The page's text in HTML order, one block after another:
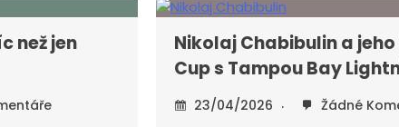
než jen
Nikolaj Chabibulin a
Cup s Tampou Bay
23/04/2026 Žádné